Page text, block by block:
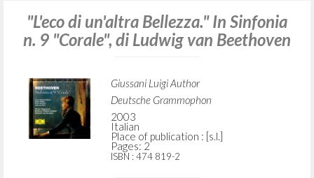
"L'eco di un'altra Bellezza." In Sinfonia
n. 9 "Corale", di Ludwig van Beethoven
Giussani Luigi Author
Deutsche Grammophon
2003
Italian
Place of publication : [s.l.]
Pages: 2
ISBN : 474 819-2